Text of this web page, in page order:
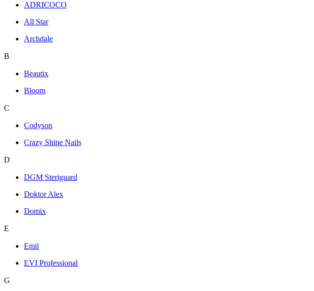
ADRICOCO
All Star
Archdale
B
Beautix
Bloom
C
Codyson
Crazy Shine Nails
D
DGM Steriguard
Doktor Alex
Domix
E
Emil
EVI Professional
G